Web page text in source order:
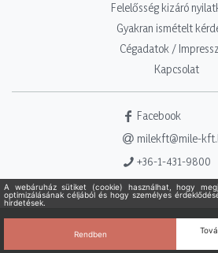
Felelősség kizáró
Gyakran ismételt
Cégadatok /
Kapcsolat
Facebook
milekft@mile-
+36-1-431-9800
Copyright 2021 - 2026. Mile Kft.